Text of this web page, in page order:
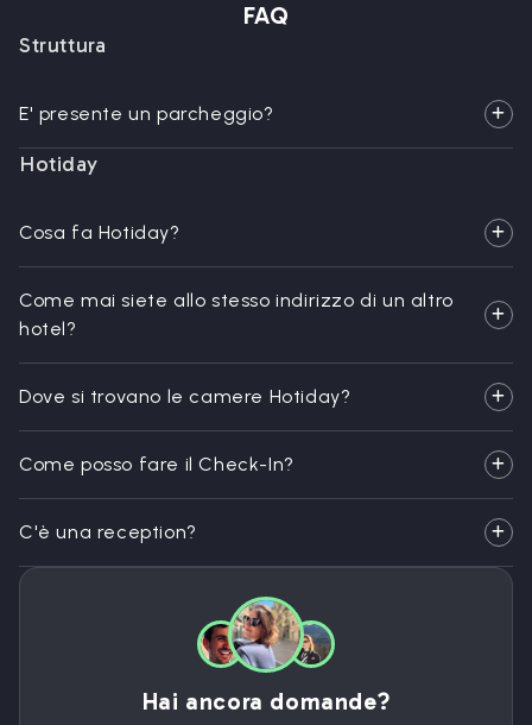
FAQ
Struttura
E' presente un parcheggio?
Hotiday
Cosa fa Hotiday?
Come mai siete allo stesso indirizzo di un altro
hotel?
Dove si trovano le camere Hotiday?
Come posso fare il Check-In?
C'è una reception?
Hai ancora domande?